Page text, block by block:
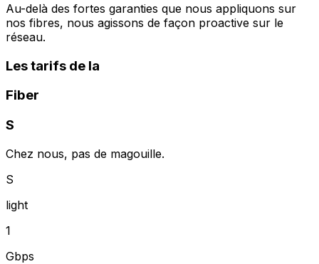
Au-delà des fortes garanties que nous appliquons sur
nos fibres, nous agissons de façon proactive sur le
réseau.
Les tarifs de la
Fiber
S
Chez nous, pas de magouille.
S
light
1
Gbps